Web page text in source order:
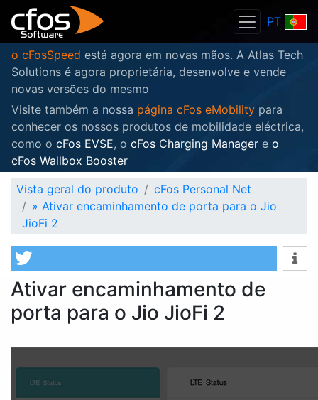
PT
o cFosSpeed está agora em novas mãos. A Atlas Tech
Solutions é agora proprietária, desenvolve e vende
novas versões do mesmo
Visite também a nossa página cFos eMobility para
conhecer os nossos produtos de mobilidade eléctrica,
como o cFos EVSE, o cFos Charging Manager e o
cFos Wallbox Booster
Vista geral do produto
cFos Personal Net
» Ativar encaminhamento de porta para o Jio
JioFi 2
Ativar encaminhamento de
porta para o Jio JioFi 2